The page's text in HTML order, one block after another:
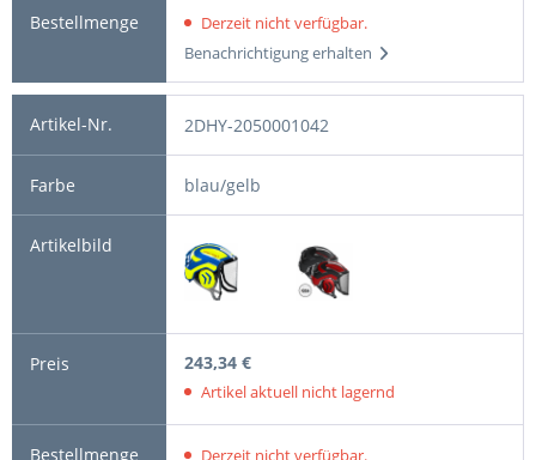
Derzeit nicht verfügbar.
Benachrichtigung erhalten
2DHY-2050001042
blau/gelb
243,34 €
Artikel aktuell nicht lagernd
Derzeit nicht verfügbar.